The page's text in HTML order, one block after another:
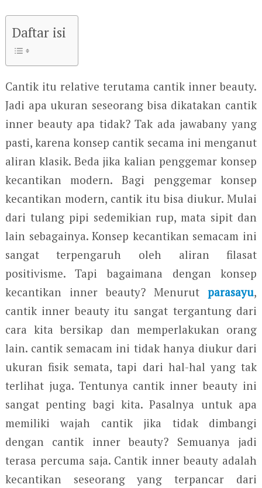
Daftar isi
Cantik itu relative terutama cantik inner beauty.
Jadi apa ukuran seseorang bisa dikatakan cantik
inner beauty apa tidak? Tak ada jawabany yang
pasti, karena konsep cantik secama ini menganut
aliran klasik. Beda jika kalian penggemar konsep
kecantikan modern. Bagi penggemar konsep
kecantikan modern, cantik itu bisa diukur. Mulai
dari tulang pipi sedemikian rup, mata sipit dan
lain sebagainya. Konsep kecantikan semacam ini
sangat terpengaruh oleh aliran filasat
positivisme. Tapi bagaimana dengan konsep
kecantikan inner beauty? Menurutparasayu,
cantik inner beauty itu sangat tergantung dari
cara kita bersikap dan memperlakukan orang
lain. cantik semacam ini tidak hanya diukur dari
ukuran fisik semata, tapi dari hal-hal yang tak
terlihat juga. Tentunya cantik inner beauty ini
sangat penting bagi kita. Pasalnya untuk apa
memiliki wajah cantik jika tidak dimbangi
dengan cantik inner beauty? Semuanya jadi
terasa percuma saja. Cantik inner beauty adalah
kecantikan seseorang yang terpancar dari